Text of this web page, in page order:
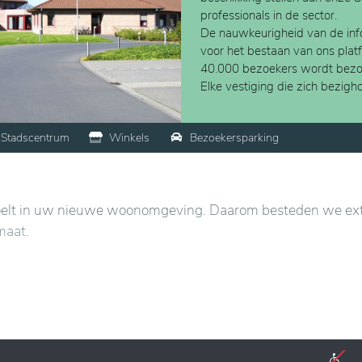
professionals in de sector.
De nauwkeurigheid van de
voor het bestaan van ons
40.000 bezoekers wordt
Elke vestiging die zich
Stadscentrum Winkels Bezoekersparking
in uw nieuwe woonomgeving. Daarom besteden we
kamers, met uitzondering van 5
de kamer verder aanvullen met persoonlijk
volgens de eigen wensen. Eigen kaders, foto&rsquos,